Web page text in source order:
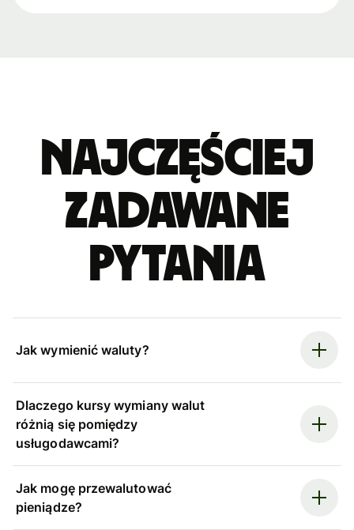
Najczęściej
zadawane
pytania
Jak wymienić waluty?
Dlaczego kursy wymiany walut
różnią się pomiędzy
usługodawcami?
Jak mogę przewalutować
pieniądze?